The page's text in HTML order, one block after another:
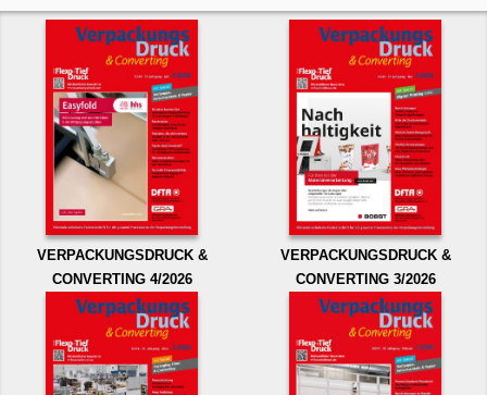
VERPACKUNGSDRUCK &
CONVERTING 4/2026
VERPACKUNGSDRUCK &
CONVERTING 3/2026